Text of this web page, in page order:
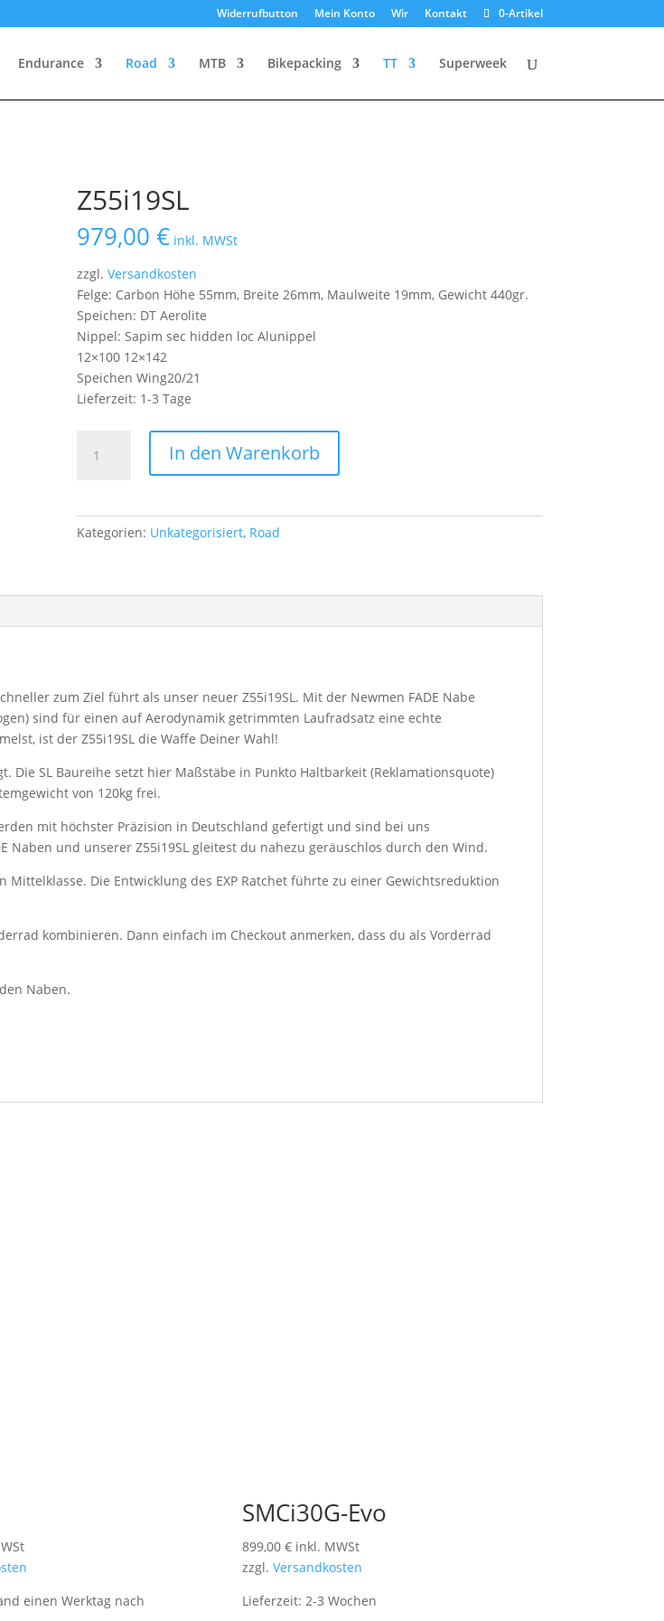
Widerrufbutton Mein Konto Wir Kontakt 0-Artikel
Endurance Road MTB Bikepacking TT Superweek
Z55i19SL
979,00 € inkl. MWSt
zzgl. Versandkosten
Felge: Carbon Höhe 55mm, Breite 26mm, Maulweite 19mm, Gewicht 440gr.
Speichen: DT Aerolite
Nippel: Sapim sec hidden loc Alunippel
12×100 12×142
Speichen Wing20/21
Lieferzeit: 1-3 Tage
Menge
In den Warenkorb
Kategorien: Unkategorisiert, Road
zum Ziel führt als unser neuer Z55i19SL. Mit der Newmen FADE Nabe
sind für einen auf Aerodynamik getrimmten Laufradsatz eine echte
ist der Z55i19SL die Waffe Deiner Wahl!
SL Baureihe setzt hier Maßstäbe in Punkto Haltbarkeit (Reklamationsquote)
von 120kg frei.
mit höchster Präzision in Deutschland gefertigt und sind bei uns
Naben und unserer Z55i19SL gleitest du nahezu geräuschlos durch den Wind.
Die Entwicklung des EXP Ratchet führte zu einer Gewichtsreduktion
kombinieren. Dann einfach im Checkout anmerken, dass du als Vorderrad
Naben.
einen Werktag nach
SMCi30G-Evo
899,00€ inkl. MWSt
zzgl.Versandkosten
Lieferzeit: 2-3 Wochen